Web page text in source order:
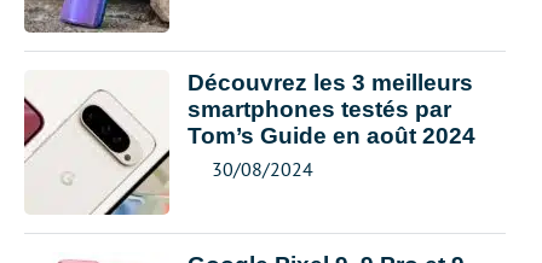
Découvrez les 3 meilleurs
smartphones testés par
Tom’s Guide en août 2024
30/08/2024